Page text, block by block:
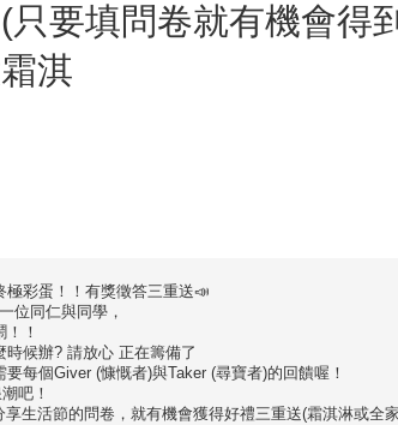
要填問卷就有機會得
淇
彩蛋！！有獎徵答三重送📣
位同仁與同學，
！
候辦? 請放心 正在籌備了
每個Giver (慷慨者)與Taker (尋寶者)的回饋喔！
吧！
生活節的問卷，就有機會獲得好禮三重送(霜淇淋或全